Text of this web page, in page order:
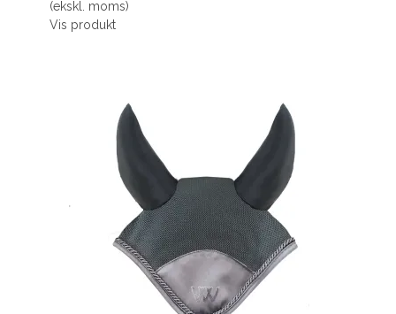
(ekskl. moms)
Vis produkt